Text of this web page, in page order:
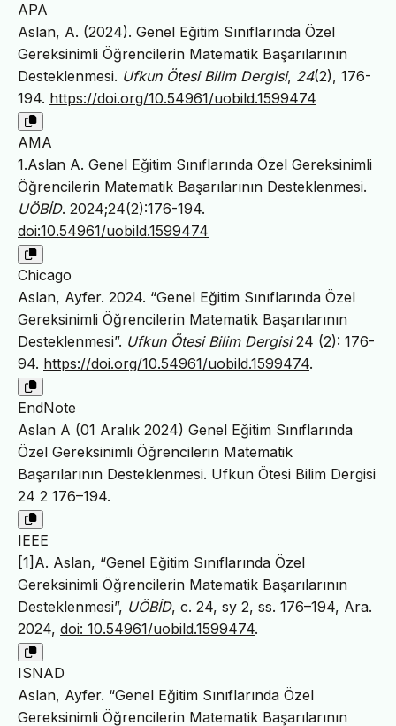
APA
Aslan, A. (2024). Genel Eğitim Sınıflarında Özel
Gereksinimli Öğrencilerin Matematik Başarılarının
Desteklenmesi. Ufkun Ötesi Bilim Dergisi, 24(2), 176-
194. https://doi.org/10.54961/uobild.1599474
AMA
1.Aslan A. Genel Eğitim Sınıflarında Özel Gereksinimli
Öğrencilerin Matematik Başarılarının Desteklenmesi.
UÖBİD. 2024;24(2):176-194.
doi:10.54961/uobild.1599474
Chicago
Aslan, Ayfer. 2024. “Genel Eğitim Sınıflarında Özel
Gereksinimli Öğrencilerin Matematik Başarılarının
Desteklenmesi”. Ufkun Ötesi Bilim Dergisi24 (2): 176-
94. https://doi.org/10.54961/uobild.1599474.
EndNote
Aslan A (01 Aralık 2024) Genel Eğitim Sınıflarında
Özel Gereksinimli Öğrencilerin Matematik
Başarılarının Desteklenmesi. Ufkun Ötesi Bilim Dergisi
24 2 176–194.
IEEE
[1]A. Aslan, “Genel Eğitim Sınıflarında Özel
Gereksinimli Öğrencilerin Matematik Başarılarının
Desteklenmesi”, UÖBİD, c. 24, sy 2, ss. 176–194, Ara.
2024, doi: 10.54961/uobild.1599474.
ISNAD
Aslan, Ayfer. “Genel Eğitim Sınıflarında Özel
Gereksinimli Öğrencilerin Matematik Başarılarının